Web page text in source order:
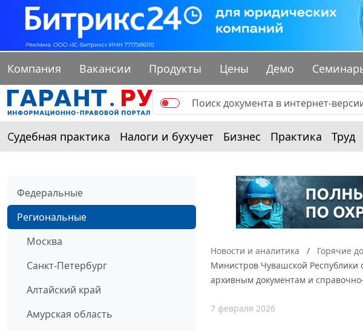
Компания Вакансии Продукты Цены Демо
Судебная практика Налоги и бухучет Бизнес Практика Труд
Федеральные
Региональные
Москва
Санкт-Петербург
Алтайский край
Амурская область
Новости и аналитика Горячие
Министров Чувашской Республики
архивным документам и
7 февраля 2026